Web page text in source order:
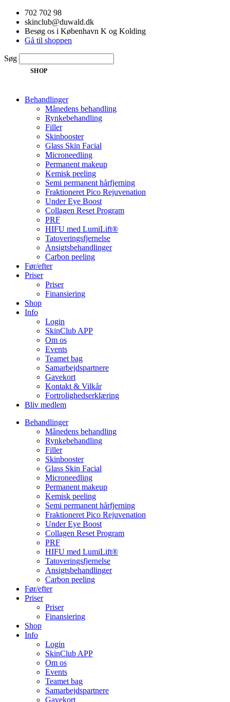
Videre
indhold
702 702 98
skinclub@duwald.dk
Besøg os i København K og Kolding
Gå til shoppen
Søg
SHOP
Behandlinger
Månedens behandling
Rynkebehandling
Filler
Skinbooster
Glass Skin Facial
Microneedling
Permanent makeup
Kemisk peeling
Semi permanent hårfjerning
Fraktioneret Pico Rejuvenation
Under Eye Boost
Collagen Reset Program
PRF
HIFU med LumiLift®
Tatoveringsfjernelse
Ansigtsbehandlinger
Carbon peeling
Før/efter
Priser
Priser
Finansiering
Shop
Info
Login
SkinClub APP
Om os
Events
Teamet bag
Samarbejdspartnere
Gavekort
Kontakt & Vilkår
Fortrolighedserklæring
Bliv medlem
Behandlinger
Månedens behandling
Rynkebehandling
Filler
Skinbooster
Glass Skin Facial
Microneedling
Permanent makeup
Kemisk peeling
Semi permanent hårfjerning
Fraktioneret Pico Rejuvenation
Under Eye Boost
Collagen Reset Program
PRF
HIFU med LumiLift®
Tatoveringsfjernelse
Ansigtsbehandlinger
Carbon peeling
Før/efter
Priser
Priser
Finansiering
Shop
Info
Login
SkinClub APP
Om os
Events
Teamet bag
Samarbejdspartnere
Gavekort